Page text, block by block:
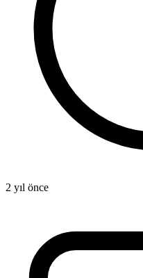
2 yıl önce